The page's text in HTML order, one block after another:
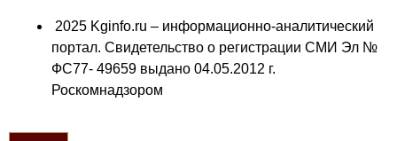
2025 Kginfo.ru – информационно-аналитический
портал. Свидетельство о регистрации СМИ Эл №
ФС77- 49659 выдано 04.05.2012 г.
Роскомнадзором